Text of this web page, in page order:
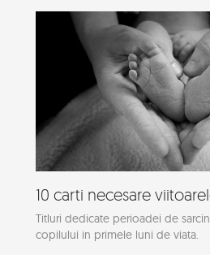
10 carti necesare
Titluri dedicate perioadei de
copilului in primele luni de viata.